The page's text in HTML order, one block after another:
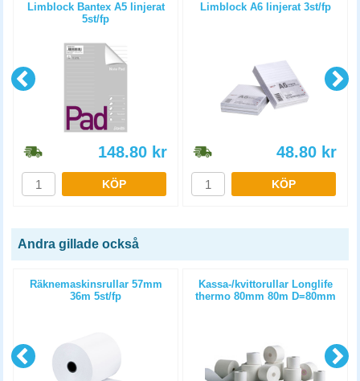
Limblock Bantex A5 linjerat
5st/fp
148.80 kr
KÖP
Limblock A6 linjerat 3st/fp
48.80 kr
KÖP
Andra gillade också
Räknemaskinsrullar 57mm
36m 5st/fp
Kassa-/kvittorullar Longlife
thermo 80mm 80m D=80mm